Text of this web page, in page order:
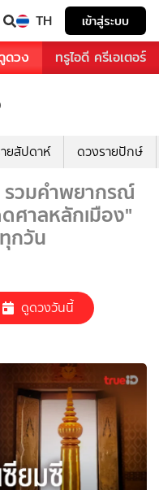
TH เข้าสู่ระบบ
ดวง ทรูไอดี ครีเอเตอร์
ยสัปดาห์ ดวงรายปักษ์
รวมคำพยากรณ์
ศาลหลักเมือง"
กวัน
ดูดวงวันนี้